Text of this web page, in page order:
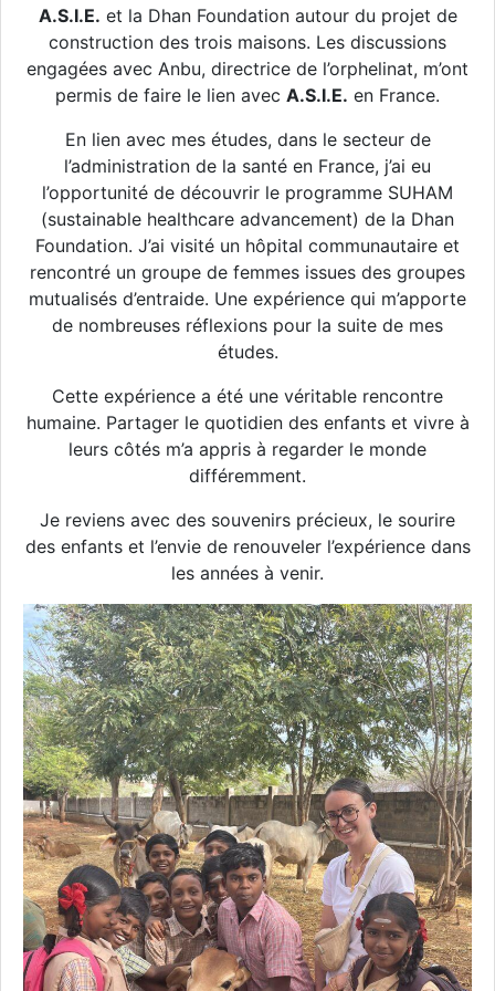
A.S.I.E. et la Dhan Foundation autour du projet de
construction des trois maisons. Les discussions
engagées avec Anbu, directrice de l’orphelinat, m’ont
permis de faire le lien avec A.S.I.E. en France.
En lien avec mes études, dans le secteur de
l’administration de la santé en France, j’ai eu
l’opportunité de découvrir le programme SUHAM
(sustainable healthcare advancement) de la Dhan
Foundation. J’ai visité un hôpital communautaire et
rencontré un groupe de femmes issues des groupes
mutualisés d’entraide. Une expérience qui m’apporte
de nombreuses réflexions pour la suite de mes
études.
Cette expérience a été une véritable rencontre
humaine. Partager le quotidien des enfants et vivre à
leurs côtés m’a appris à regarder le monde
différemment.
Je reviens avec des souvenirs précieux, le sourire
des enfants et l’envie de renouveler l’expérience dans
les années à venir.